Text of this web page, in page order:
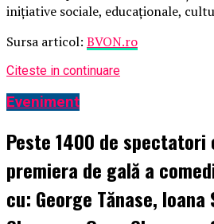
inițiative sociale, educaționale,
Sursa articol: BVON.ro
Citeste in continuare
Eveniment
Peste 1400 de
premiera de gală a
cu: George Tănase,